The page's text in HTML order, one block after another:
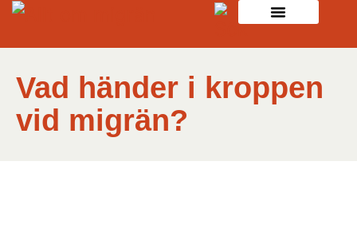
Vad händer i kroppen
vid migrän?